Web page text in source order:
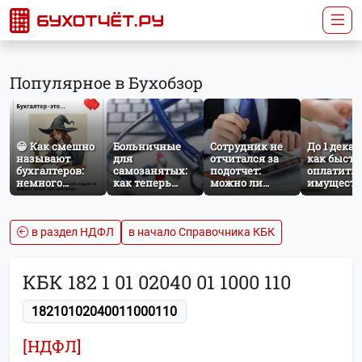
Популярное в Бухобзор
😁 Как смешно
называют
бухгалтеров:
немного
профессионального
Больничные
для
самозанятых:
как теперь
работает
социальное
страхование по
НПД
Сотрудник не
отчитался за
подотчет:
можно ли
удержать
зарплаты?
До 1
как
оплатить
налог за
в раздел НДФЛ
в начало Справочника КБК
КБК 182 1 01 02040 01 1000 110
18210102040011000110
[НДФЛ]